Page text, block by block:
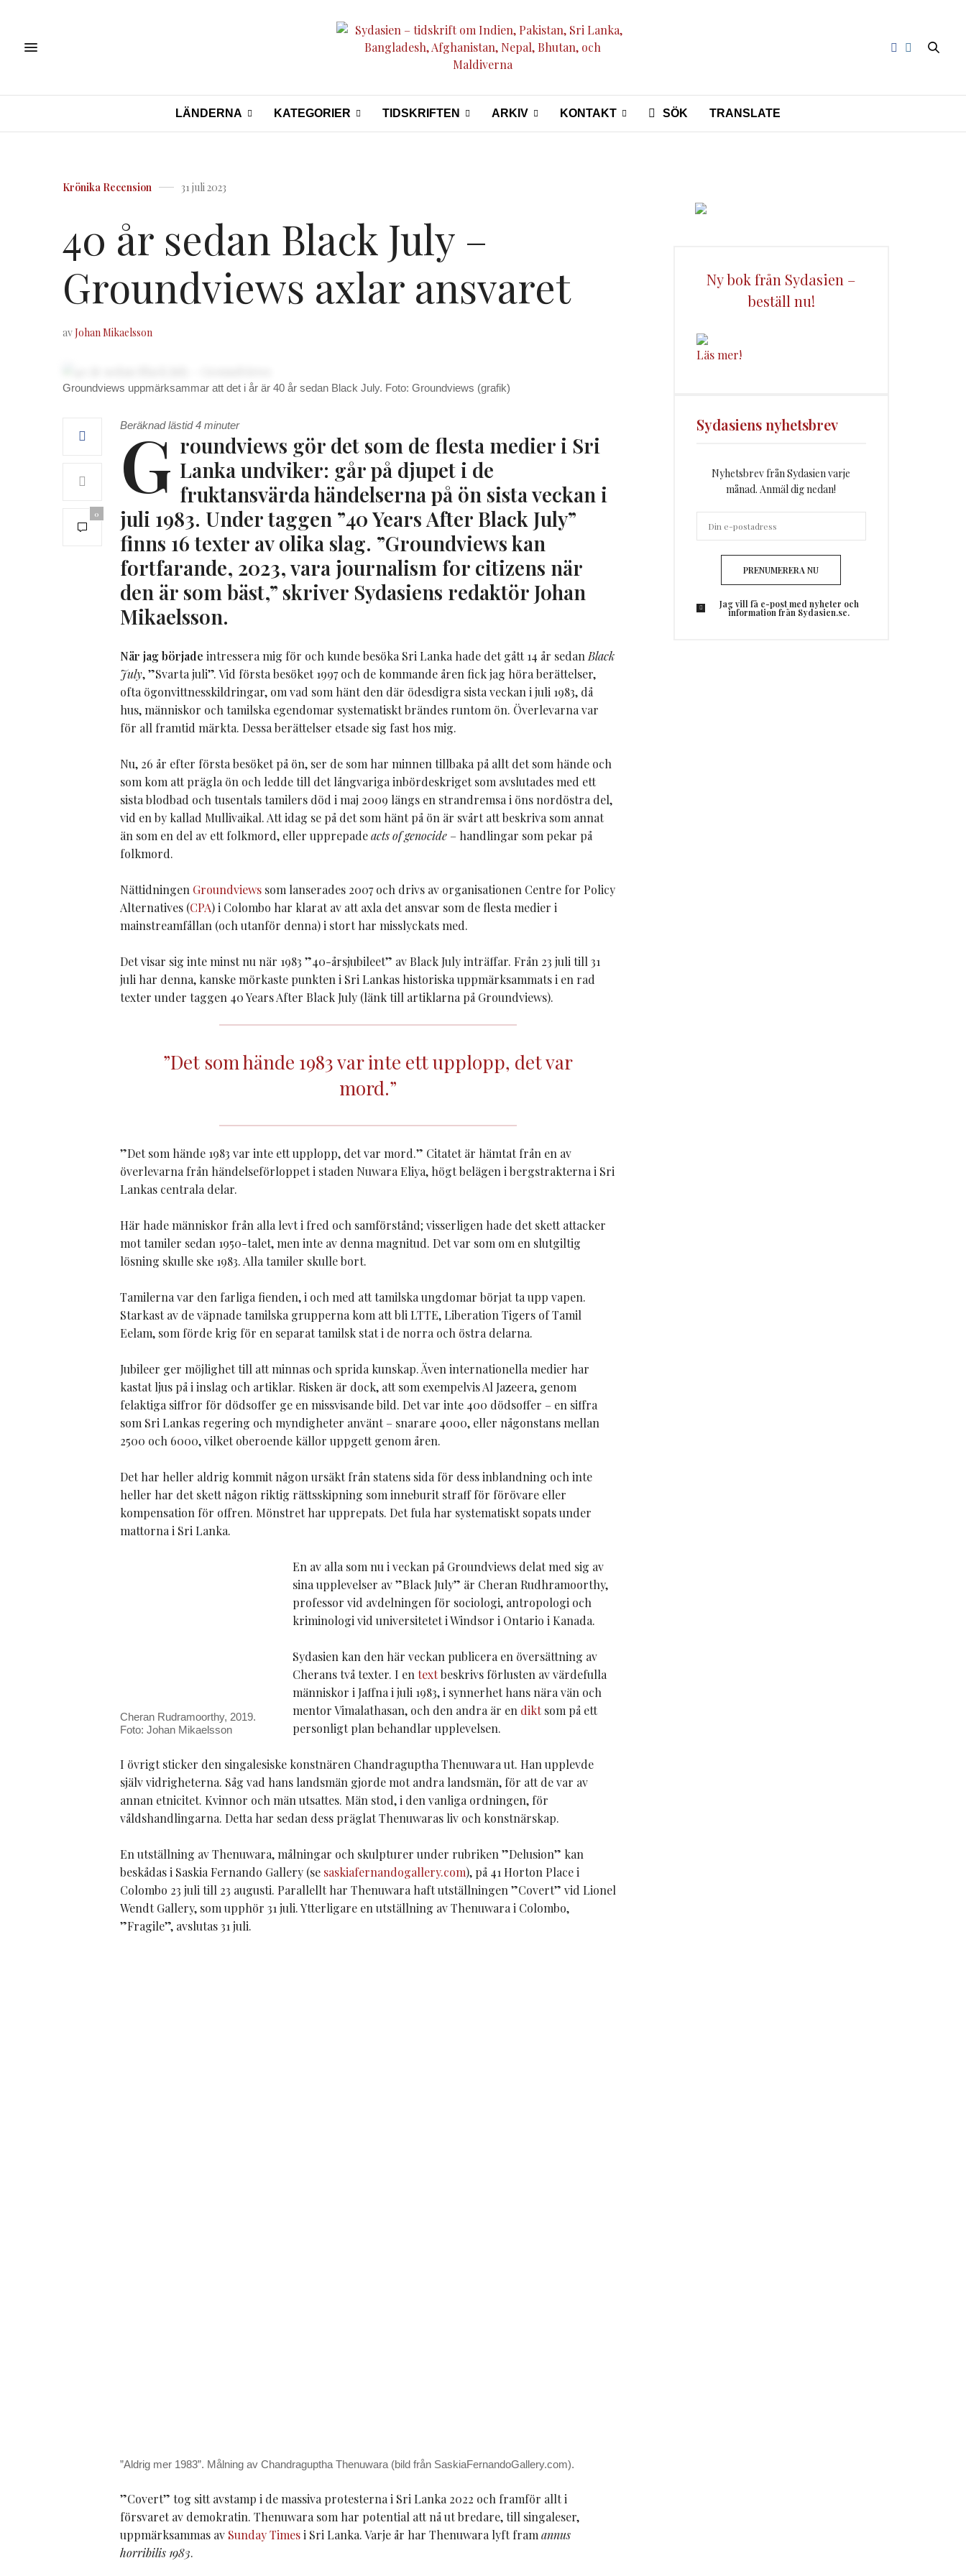
LÄNDERNA KATEGORIER TIDSKRIFTEN ARKIV KONTAKT SÖK TRANSLATE
Krönika Recension 31 juli 2023
40 år sedan Black July –
Groundviews axlar ansvaret
avJohan Mikaelsson
Groundviews uppmärksammar att det i år är 40 år sedan Black July. Foto: Groundviews (grafik)
0
Beräknad lästid4 minuter
G roundviews gör det som de flesta medier i Sri
Lanka undviker: går på djupet i de
fruktansvärda händelserna på ön sista veckan i
juli 1983. Under taggen ”40 Years After Black July”
finns 16 texter av olika slag. ”Groundviews kan
fortfarande, 2023, vara journalism for citizens när
den är som bäst,” skriver Sydasiens redaktör Johan
Mikaelsson.
När jag började intressera mig för och kunde besöka Sri Lanka hade det gått 14 år sedan Black
July, ”Svarta juli”. Vid första besöket 1997 och de kommande åren fick jag höra berättelser,
ofta ögonvittnesskildringar, om vad som hänt den där ödesdigra sista veckan i juli 1983, då
hus, människor och tamilska egendomar systematiskt brändes runtom ön. Överlevarna var
för all framtid märkta. Dessa berättelser etsade sig fast hos mig.
Nu, 26 år efter första besöket på ön, ser de som har minnen tillbaka på allt det som hände och
som kom att prägla ön och ledde till det långvariga inbördeskriget som avslutades med ett
sista blodbad och tusentals tamilers död i maj 2009 längs en strandremsa i öns nordöstra del,
vid en by kallad Mullivaikal. Att idag se på det som hänt på ön är svårt att beskriva som annat
än som en del av ett folkmord, eller upprepadeacts of genocide – handlingar som pekar på
folkmord.
Nättidningen Groundviews som lanserades 2007 och drivs av organisationen Centre for Policy
Alternatives (CPA) i Colombo har klarat av att axla det ansvar som de flesta medier i
mainstreamfållan (och utanför denna) i stort har misslyckats med.
Det visar sig inte minst nu när 1983 ”40-årsjubileet” av Black July inträffar. Från 23 juli till 31
juli har denna, kanske mörkaste punkten i Sri Lankas historiska uppmärksammats i en rad
texter under taggen 40 Years After Black July (länk till artiklarna på Groundviews).
”Det som hände 1983 var inte ett upplopp, det var
mord.”
”Det som hände 1983 var inte ett upplopp, det var mord.” Citatet är hämtat från en av
överlevarna från händelseförloppet i staden Nuwara Eliya, högt belägen i bergstrakterna i Sri
Lankas centrala delar.
Här hade människor från alla levt i fred och samförstånd; visserligen hade det skett attacker
mot tamiler sedan 1950-talet, men inte av denna magnitud. Det var som om en slutgiltig
lösning skulle ske 1983. Alla tamiler skulle bort.
Tamilerna var den farliga fienden, i och med att tamilska ungdomar börjat ta upp vapen.
Starkast av de väpnade tamilska grupperna kom att bli LTTE, Liberation Tigers of Tamil
Eelam, som förde krig för en separat tamilsk stat i de norra och östra delarna.
Jubileer ger möjlighet till att minnas och sprida kunskap. Även internationella medier har
kastat ljus på i inslag och artiklar. Risken är dock, att som exempelvis Al Jazeera, genom
felaktiga siffror för dödsoffer ge en missvisande bild. Det var inte 400 dödsoffer – en siffra
som Sri Lankas regering och myndigheter använt – snarare 4000, eller någonstans mellan
2500 och 6000, vilket oberoende källor uppgett genom åren.
Det har heller aldrig kommit någon ursäkt från statens sida för dess inblandning och inte
heller har det skett någon riktig rättsskipning som inneburit straff för förövare eller
kompensation för offren. Mönstret har upprepats. Det fula har systematiskt sopats under
mattorna i Sri Lanka.
Cheran Rudramoorthy, 2019.
Foto: Johan Mikaelsson
En av alla som nu i veckan på Groundviews delat med sig av
sina upplevelser av ”Black July” är Cheran Rudhramoorthy,
professor vid avdelningen för sociologi, antropologi och
kriminologi vid universitetet i Windsor i Ontario i Kanada.
Sydasien kan den här veckan publicera en översättning av
Cherans två texter. I en textbeskrivs förlusten av värdefulla
människor i Jaffna i juli 1983, i synnerhet hans nära vän och
mentor Vimalathasan, och den andra är en diktsom på ett
personligt plan behandlar upplevelsen.
I övrigt sticker den singalesiske konstnären Chandraguptha Thenuwara ut. Han upplevde
själv vidrigheterna. Såg vad hans landsmän gjorde mot andra landsmän, för att de var av
annan etnicitet. Kvinnor och män utsattes. Män stod, i den vanliga ordningen, för
våldshandlingarna. Detta har sedan dess präglat Thenuwaras liv och konstnärskap.
En utställning av Thenuwara, målningar och skulpturer under rubriken ”Delusion” kan
beskådas i Saskia Fernando Gallery (se saskiafernandogallery.com), på 41 Horton Place i
Colombo 23 juli till 23 augusti. Parallellt har Thenuwara haft utställningen ”Covert” vid Lionel
Wendt Gallery, som upphör 31 juli. Ytterligare en utställning av Thenuwara i Colombo,
”Fragile”, avslutas 31 juli.
”Aldrig mer 1983”. Målning av Chandraguptha Thenuwara (bild från SaskiaFernandoGallery.com).
”Covert” tog sitt avstamp i de massiva protesterna i Sri Lanka 2022 och framför allt i
försvaret av demokratin. Thenuwara som har potential att nå ut bredare, till singaleser,
uppmärksammas av Sunday Timesi Sri Lanka. Varje år har Thenuwara lyft fram annus
horribilis 1983.
Ny bok från Sydasien –
beställ nu!
Läs mer!
Sydasiens nyhetsbrev
Nyhetsbrev från Sydasien varje
månad. Anmäl dig nedan!
PRENUMERERA NU
Jag vill få e-post med nyheter och
information från Sydasien.se.